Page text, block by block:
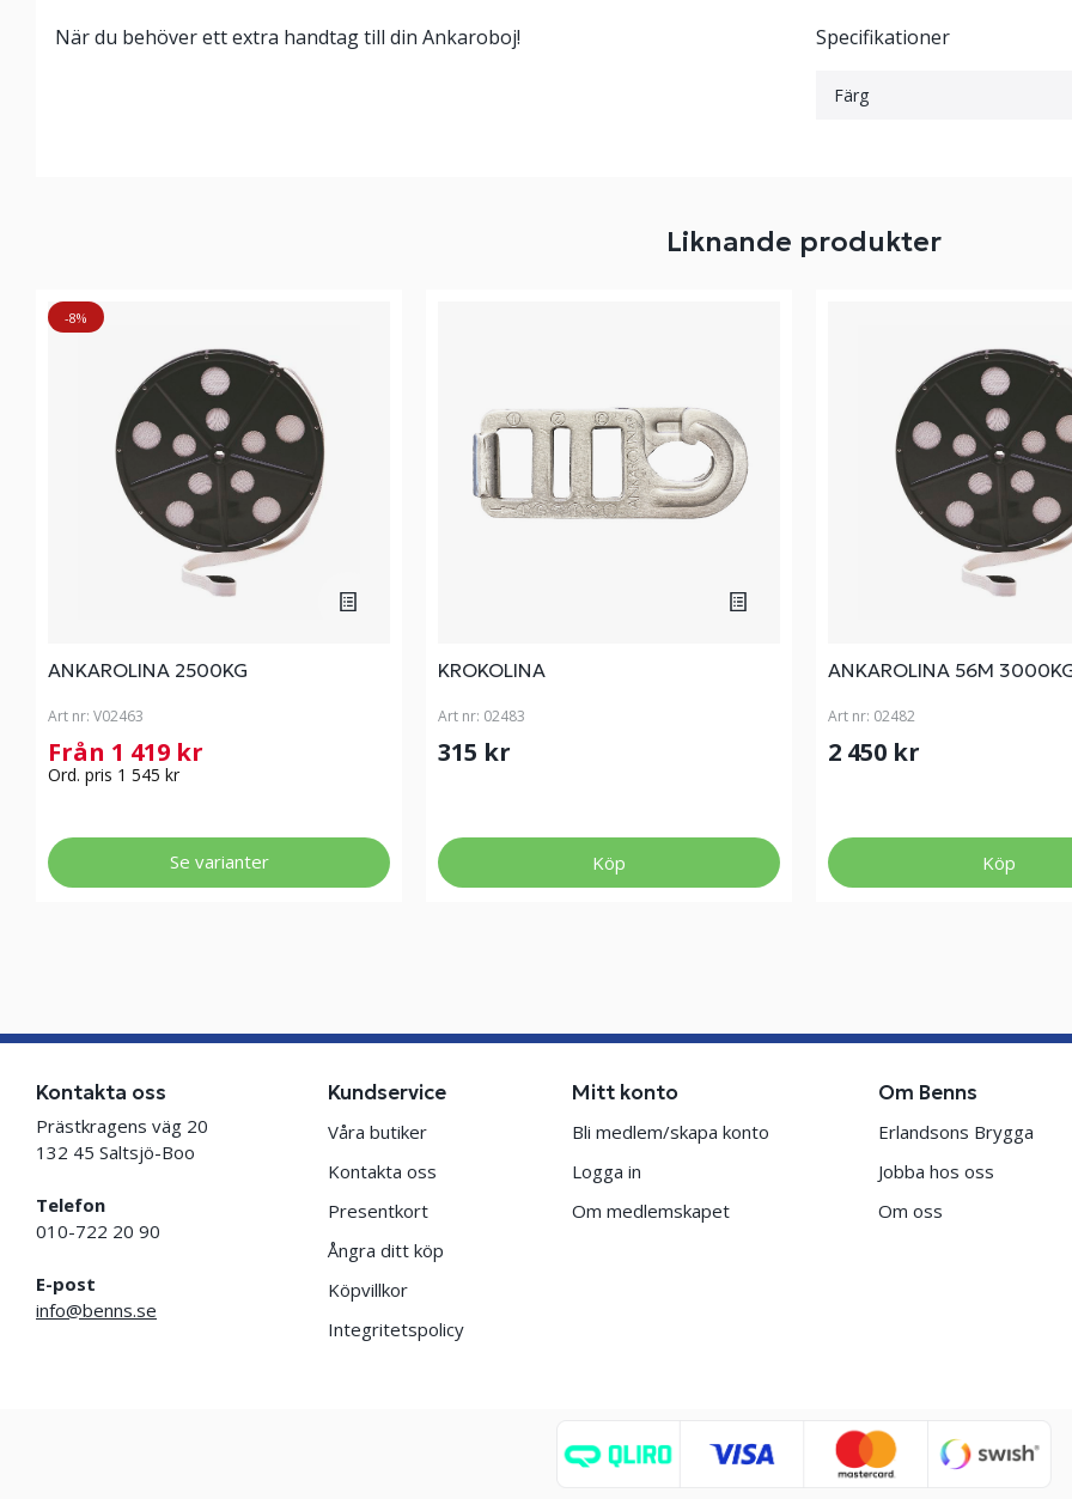
När du behöver ett extra handtag till din Ankaroboj! Specifikationer
Färg
Liknande produkter
-8%
ANKAROLINA 2500KG
Art nr: V02463
Från 1 419 kr
Ord. pris 1 545 kr
Se varianter
KROKOLINA
Art nr: 02483
315 kr
Köp
ANKAROLINA 56M
Art nr: 02482
2 450 kr
Köp
Kontakta oss
Prästkragens väg 20
132 45 Saltsjö-Boo
Telefon
010-722 20 90
E-post
info@benns.se
Kundservice
Våra butiker
Kontakta oss
Presentkort
Ångra ditt köp
Köpvillkor
Integritetspolicy
Mitt konto
Bli medlem/skapa konto
Logga in
Om medlemskapet
Om Benns
Erlandsons Brygga
Jobba hos oss
Om oss